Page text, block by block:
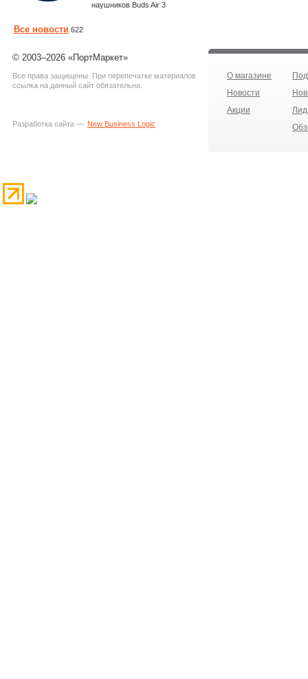
наушников Buds Air 3
Все новости 622
© 2003–2026 «ПортМаркет»
Все права защищены. При перепечатке материалов
ссылка на данный сайт обязательна.
Разработка сайта — New Business Logic
О магазине
Новости
Акции